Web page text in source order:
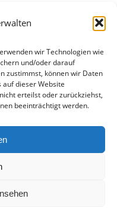
wir Technologien wie
und/oder darauf
zustimmst, können wir Daten
dieser Website
erteilst oder zurückziehst,
beeinträchtigt werden.